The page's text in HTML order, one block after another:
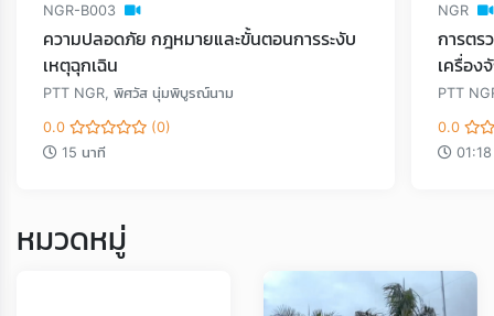
NGR-B003
ความปลอดภัย กฎหมายและขั้นตอนการระงับ
เหตุฉุกเฉิน
PTT NGR, พิศวัส นุ่มพิบูรณ์นาม
0.0
(0)
15 นาที
NGR
การตร
เครื่อง
PTT
0.0
หมวดหมู่